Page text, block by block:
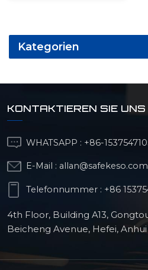
Kategorien
KONTAKTIEREN SIE UNS
WHATSAPP : +86-
E-Mail : allan@safekeso.com
Telefonnummer : +86
4th Floor, Building A13,
Beicheng Avenue, Hefei, Anhui